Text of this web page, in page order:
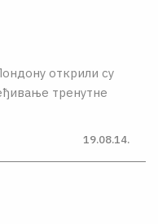
открили су
тренутне
19.08.14.